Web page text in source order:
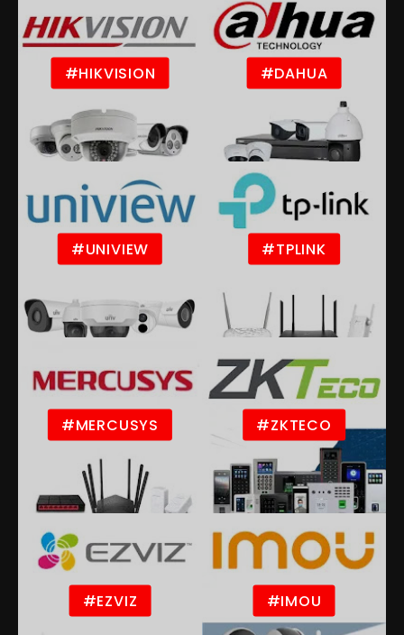
#HIKVISION #DAHUA
#UNIVIEW #TPLINK
#MERCUSYS #ZKTECO
#EZVIZ #IMOU